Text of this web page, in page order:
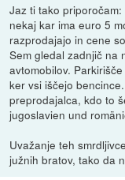
Jaz ti tako
nekaj kar ima euro 5
razprodajajo in cene
Sem gledal zadnjič na
avtomobilov.
ker vsi iščejo
preprodajalca, kdo to
jugoslavien und
Uvažanje teh
južnih bratov, tako da